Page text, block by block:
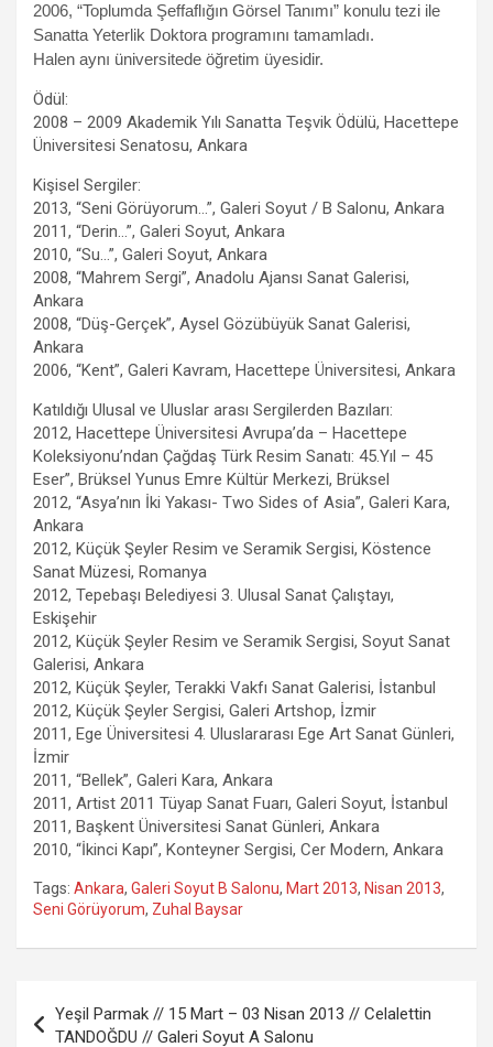
2006, “Toplumda Şeffaflığın Görsel Tanımı” konulu tezi ile
Sanatta Yeterlik Doktora programını tamamladı.
Halen aynı üniversitede öğretim üyesidir.
Ödül:
2008 – 2009 Akademik Yılı Sanatta Teşvik Ödülü, Hacettepe
Üniversitesi Senatosu, Ankara
Kişisel Sergiler:
2013, “Seni Görüyorum…”, Galeri Soyut / B Salonu, Ankara
2011, “Derin…”, Galeri Soyut, Ankara
2010, “Su…”, Galeri Soyut, Ankara
2008, “Mahrem Sergi”, Anadolu Ajansı Sanat Galerisi,
Ankara
2008, “Düş-Gerçek”, Aysel Gözübüyük Sanat Galerisi,
Ankara
2006, “Kent”, Galeri Kavram, Hacettepe Üniversitesi, Ankara
Katıldığı Ulusal ve Uluslar arası Sergilerden Bazıları:
2012, Hacettepe Üniversitesi Avrupa’da – Hacettepe
Koleksiyonu’ndan Çağdaş Türk Resim Sanatı: 45.Yıl – 45
Eser”, Brüksel Yunus Emre Kültür Merkezi, Brüksel
2012, “Asya’nın İki Yakası- Two Sides of Asia”, Galeri Kara,
Ankara
2012, Küçük Şeyler Resim ve Seramik Sergisi, Köstence
Sanat Müzesi, Romanya
2012, Tepebaşı Belediyesi 3. Ulusal Sanat Çalıştayı,
Eskişehir
2012, Küçük Şeyler Resim ve Seramik Sergisi, Soyut Sanat
Galerisi, Ankara
2012, Küçük Şeyler, Terakki Vakfı Sanat Galerisi, İstanbul
2012, Küçük Şeyler Sergisi, Galeri Artshop, İzmir
2011, Ege Üniversitesi 4. Uluslararası Ege Art Sanat Günleri,
İzmir
2011, “Bellek”, Galeri Kara, Ankara
2011, Artist 2011 Tüyap Sanat Fuarı, Galeri Soyut, İstanbul
2011, Başkent Üniversitesi Sanat Günleri, Ankara
2010, “İkinci Kapı”, Konteyner Sergisi, Cer Modern, Ankara
Tags: Ankara, Galeri Soyut B Salonu, Mart 2013, Nisan 2013,
Seni Görüyorum, Zuhal Baysar
gezinmesi
Yeşil Parmak // 15 Mart – 03 Nisan 2013 // Celalettin
TANDOĞDU // Galeri Soyut A Salonu